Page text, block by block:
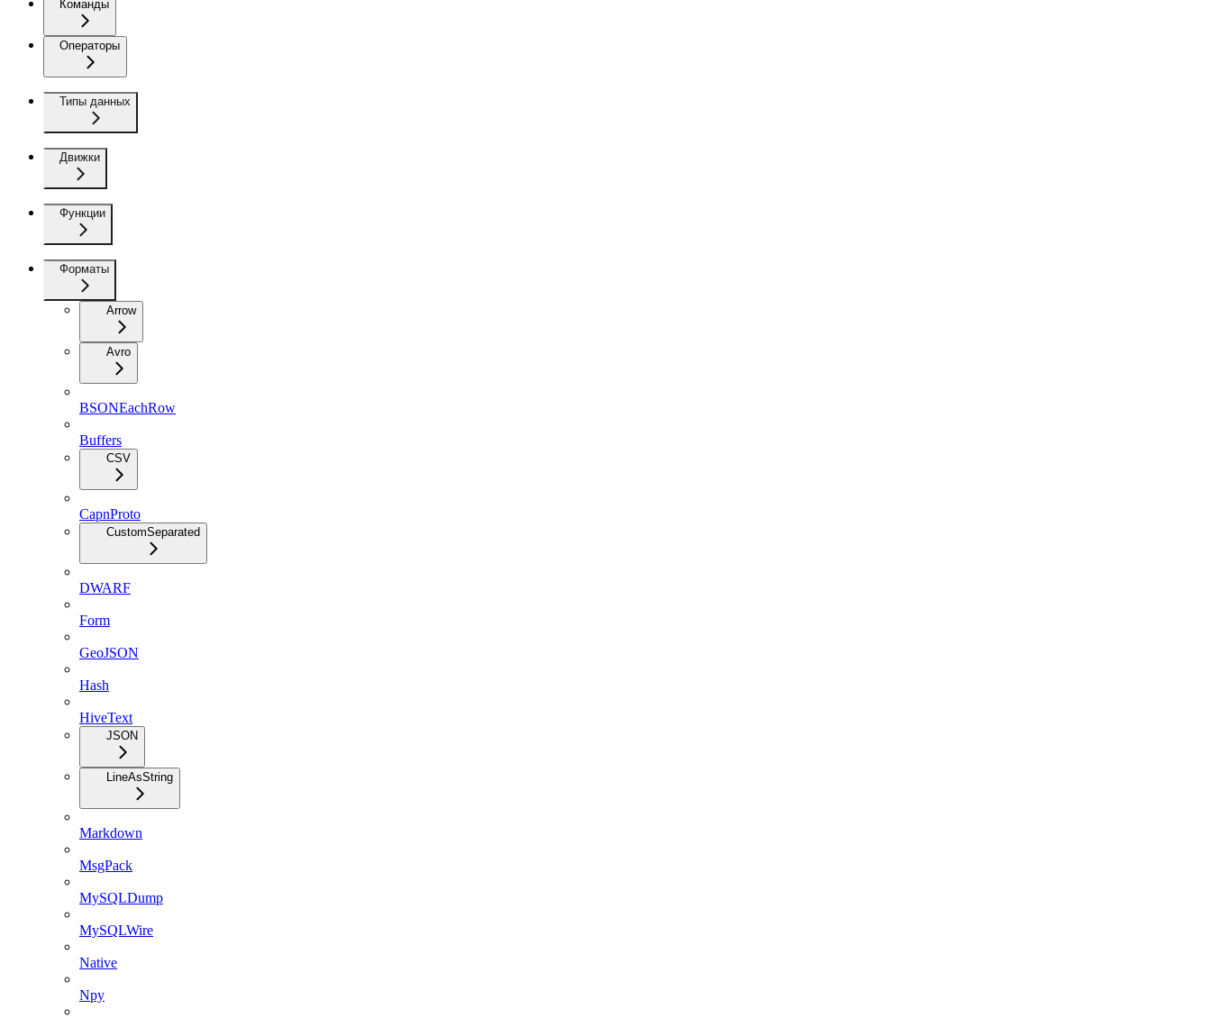
Команды
Операторы
Типы данных
Движки
Функции
Форматы
Arrow
Avro
BSONEachRow
Buffers
CSV
CapnProto
CustomSeparated
DWARF
Form
GeoJSON
Hash
HiveText
JSON
LineAsString
Markdown
MsgPack
MySQLDump
MySQLWire
Native
Npy